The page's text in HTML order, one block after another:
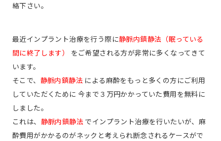
絡下さい。
最近インプラント治療を行う際に静脈内鎮静法（眠っている
間に終了します）
をご希望される方が非常に多くなってきて
います。
そこで、 静脈内鎮静法 による麻酔をもっと多くの方にご利用
していただくために 今まで３万円かかっていた費用を無料に
しました。
これは、 静脈内鎮静法 でインプラント治療を行いたいが、麻
酔費用がかかるのがネックと考えられ断念されるケースがで